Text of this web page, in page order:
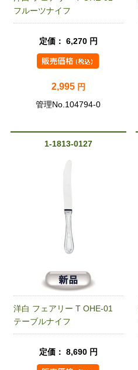
フルーツナイフ
定価： 6,270 円
2,995 円
管理No.104794-0
1-1813-0127
洋白 フェアリー T OHE-01
テーブルナイフ
定価： 8,690 円